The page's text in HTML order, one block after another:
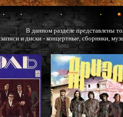
В данном разделе представлены
и диски - концертные, сборники,